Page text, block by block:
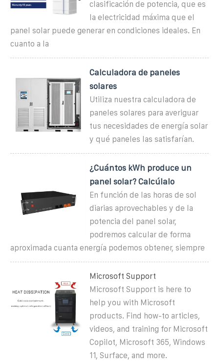
clasificación de potencia, que es
la electricidad máxima que el
panel solar puede generar en condiciones ideales. En
cuanto a la
Calculadora de paneles
solares
Utiliza nuestra calculadora de
paneles solares para averiguar
tus necesidades de energía solar
y qué paneles las satisfarían.
¿Cuántos kWh produce un
panel solar? Calcúlalo
En función de las horas de sol
diarias aprovechables y de la
potencia del panel solar,
podremos calcular de forma
aproximada cuanta energía podemos obtener, siempre
Microsoft Support
Microsoft Support is here to
help you with Microsoft
products. Find how-to articles,
videos, and training for Microsoft
Copilot, Microsoft 365, Windows
11, Surface, and more.